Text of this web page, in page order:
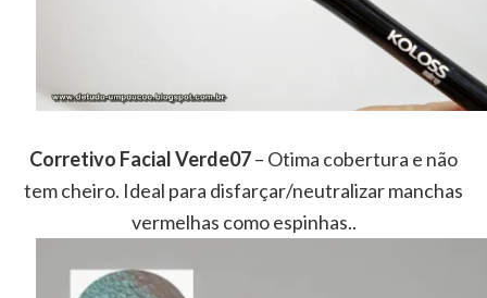
Corretivo Facial Verde07– Otima cobertura e não
tem cheiro. Ideal para disfarçar/neutralizar manchas
vermelhas como espinhas..